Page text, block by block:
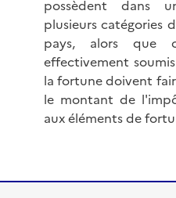
possèdent dans
plusieurs catégories
pays, alors que
effectivement
la fortune doivent
le montant de
aux éléments de